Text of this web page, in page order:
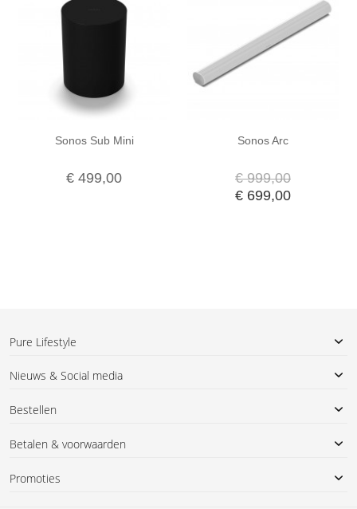
Sonos Sub Mini
€ 499,00
Sonos Arc
€ 999,00
€ 699,00
Pure Lifestyle
Nieuws & Social media
Bestellen
Betalen & voorwaarden
Promoties